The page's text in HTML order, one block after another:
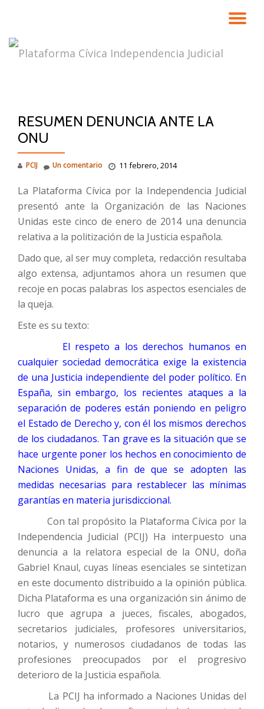
contenido
RESUMEN DENUNCIA ANTE LA
ONU
PCIJ 11 febrero, 2014
Un comentario
La Plataforma Cívica por la Independencia Judicial
presentó ante la Organización de las Naciones
Unidas este cinco de enero de 2014 una denuncia
relativa a la politización de la Justicia española.
Dado que, al ser muy completa, redacción resultaba
algo extensa, adjuntamos ahora un resumen que
recoje en pocas palabras los aspectos esenciales de
la queja.
Este es su texto:
El respeto a los derechos humanos en
cualquier sociedad democrática exige la existencia
de una Justicia independiente del poder político. En
España, sin embargo, los recientes ataques a la
separación de poderes están poniendo en peligro
el Estado de Derecho y, con él los mismos derechos
de los ciudadanos. Tan grave es la situación que se
hace urgente poner los hechos en conocimiento de
Naciones Unidas, a fin de que se adopten las
medidas necesarias para restablecer las mínimas
garantías en materia jurisdiccional.
Con tal propósito la Plataforma Cívica por la
Independencia Judicial (PCIJ) Ha interpuesto una
denuncia a la relatora especial de la ONU, doña
Gabriel Knaul, cuyas líneas esenciales se sintetizan
en este documento distribuido a la opinión pública.
Dicha Plataforma es una organización sin ánimo de
lucro que agrupa a jueces, fiscales, abogados,
secretarios judiciales, profesores universitarios,
notarios, y numerosos ciudadanos de todas las
profesiones preocupados por el progresivo
deterioro de la Justicia española.
La PCIJ ha informado a Naciones Unidas del